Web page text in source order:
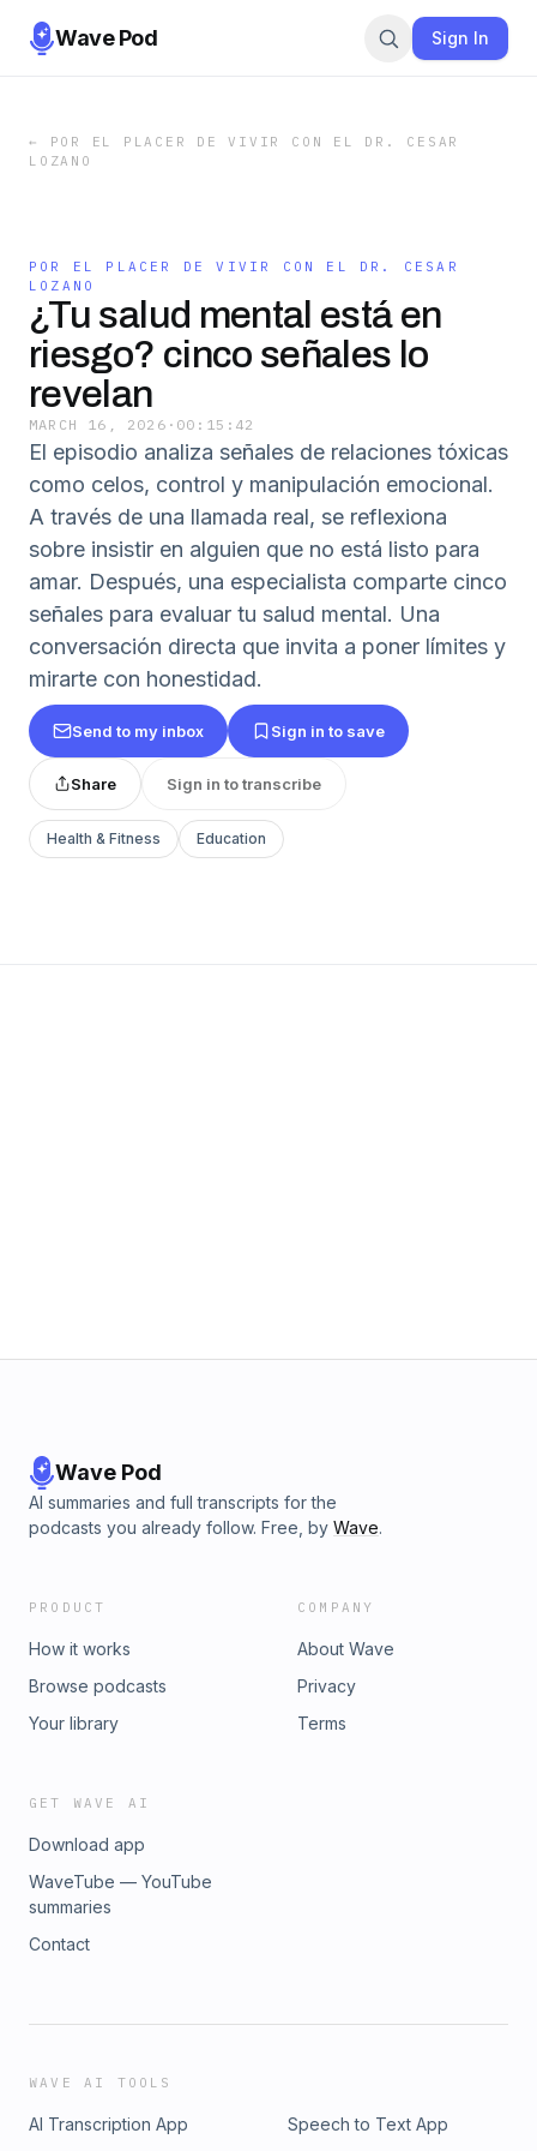
Wave Pod Sign In
←
POR EL PLACER DE VIVIR CON EL DR. CESAR
LOZANO
POR EL PLACER DE VIVIR CON EL DR. CESAR
LOZANO
¿Tu salud mental está en
riesgo? cinco señales lo
revelan
MARCH 16, 2026 · 00:15:42
El episodio analiza señales de relaciones tóxicas
como celos, control y manipulación emocional.
A través de una llamada real, se reflexiona
sobre insistir en alguien que no está listo para
amar. Después, una especialista comparte cinco
señales para evaluar tu salud mental. Una
conversación directa que invita a poner límites y
mirarte con honestidad.
Send to my inbox Sign in to save
Share Sign in to transcribe
Health & Fitness Education
Wave Pod
AI summaries and full transcripts for the
podcasts you already follow. Free, by Wave.
PRODUCT
How it works
Browse podcasts
Your library
COMPANY
About Wave
Privacy
Terms
GET WAVE AI
Download app
WaveTube — YouTube
summaries
Contact
WAVE AI TOOLS
AI Transcription App Speech to Text App